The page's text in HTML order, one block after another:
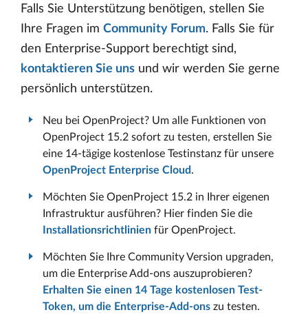
Falls Sie Unterstützung benötigen, stellen Sie
Ihre Fragen im Community Forum. Falls Sie für
den Enterprise-Support berechtigt sind,
kontaktieren Sie uns und wir werden Sie gerne
persönlich unterstützen.
Neu bei OpenProject? Um alle Funktionen von
OpenProject 15.2 sofort zu testen, erstellen Sie
eine 14-tägige kostenlose Testinstanz für unsere
OpenProject Enterprise Cloud.
Möchten Sie OpenProject 15.2 in Ihrer eigenen
Infrastruktur ausführen? Hier finden Sie die
Installationsrichtlinien für OpenProject.
Möchten Sie Ihre Community Version upgraden,
um die Enterprise Add-ons auszuprobieren?
Erhalten Sie einen 14 Tage kostenlosen Test-
Token, um die Enterprise-Add-ons zu testen.